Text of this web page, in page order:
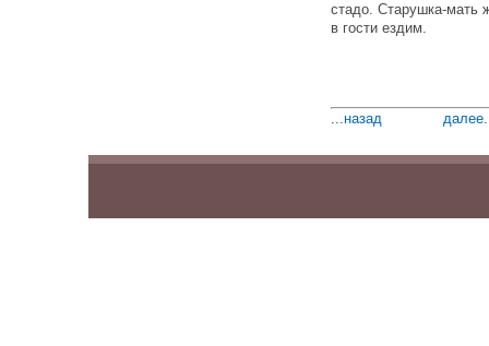
стадо. Старушка-мать
в гости ездим.
...назад далее